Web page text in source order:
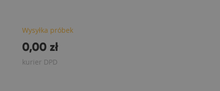
Wysyłka próbek
0,00 zł
kurier DPD